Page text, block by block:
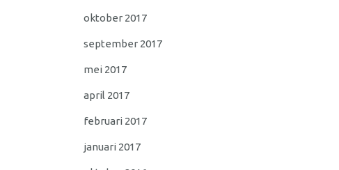
oktober 2017
september 2017
mei 2017
april 2017
februari 2017
januari 2017